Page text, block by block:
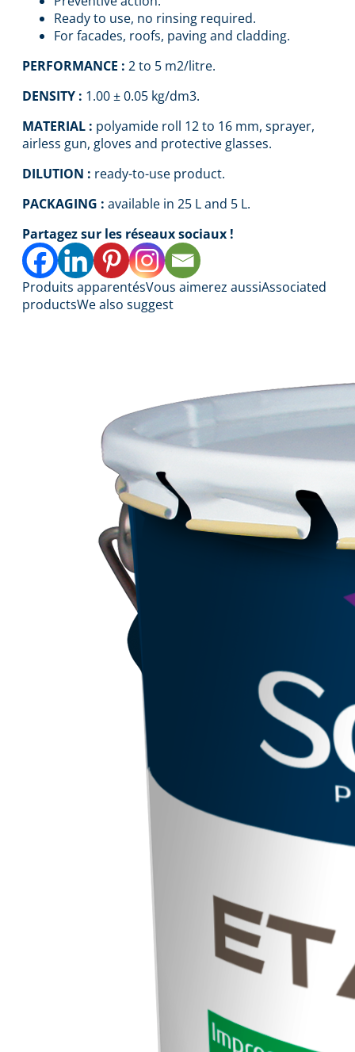
Ready to use, no rinsing required.
For facades, roofs, paving and cladding.
PERFORMANCE : 2 to 5 m2/litre.
DENSITY : 1.00 ± 0.05 kg/dm3.
MATERIAL : polyamide roll 12 to 16 mm, sprayer,
airless gun, gloves and protective glasses.
DILUTION : ready-to-use product.
PACKAGING : available in 25 L and 5 L.
Partagez sur les réseaux sociaux !
Produits apparentésVous aimerez aussiAssociated
productsWe also suggest